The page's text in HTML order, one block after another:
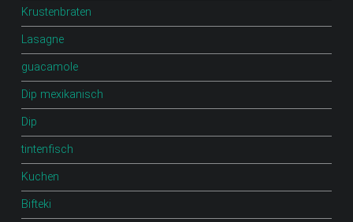
Krustenbraten
Lasagne
guacamole
Dip mexikanisch
Dip
tintenfisch
Kuchen
Bifteki